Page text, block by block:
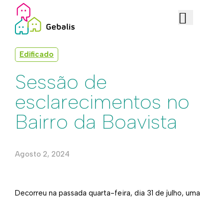
Edificado
Sessão de
esclarecimentos no
Bairro da Boavista
Agosto 2, 2024
Decorreu na passada quarta-feira, dia 31 de julho, uma